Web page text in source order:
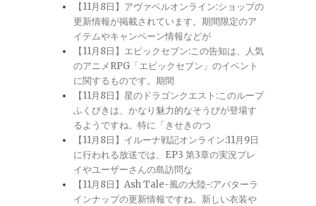
【11月8日】アヴァベルオンライン:ショップの
更新情報が掲載されています。期間限定のア
イテムやキャンペーン情報などが
【11月8日】エピックセブン:この告知は、人気
のアニメRPG「エピックセブン」のイベント
に関するものです。期間
【11月8日】星のドラゴンクエスト:このループ
ふくびきは、かなり魅力的なそうびが登場す
るようですね。特に「きせきのつ
【11月8日】イルーナ戦記オンライン:11月9日
に行われる放送では、EP3 第3章の実況プレ
イやユーザーさんの島訪問な
【11月8日】Ash Tale-風の大陸-:アバターラ
インナップの更新情報ですね。新しい衣装や